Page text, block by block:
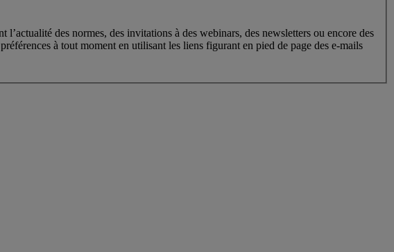
des normes, des invitations à des webinars, des newsletters ou encore des
à tout moment en utilisant les liens figurant en pied de page des e-mails